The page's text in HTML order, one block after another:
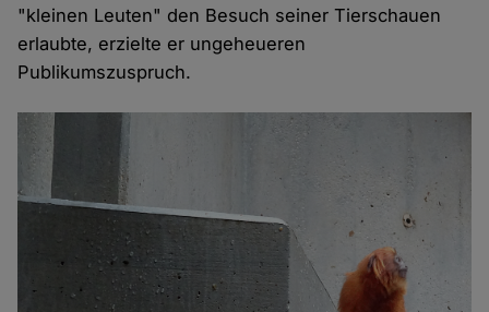
"kleinen Leuten" den Besuch seiner Tierschauen
erlaubte, erzielte er ungeheueren
Publikumszuspruch.